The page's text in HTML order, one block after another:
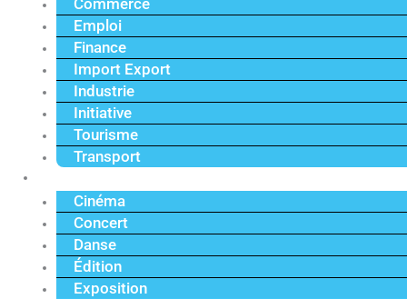
Commerce
Emploi
Finance
Import Export
Industrie
Initiative
Tourisme
Transport
Cinéma
Concert
Danse
Édition
Exposition